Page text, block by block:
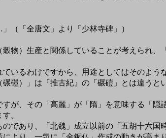
（「全唐文」より「少林寺碑」）
物）生産と関係していることが考えられ、
いるわけですから、用途としてはそのよう
磑）」は『推古紀』の「碾磑」とは違うと
が、その「高麗」が「隋」を意味する「隠
。
であり、「北魏」成立以前の「五胡十六国